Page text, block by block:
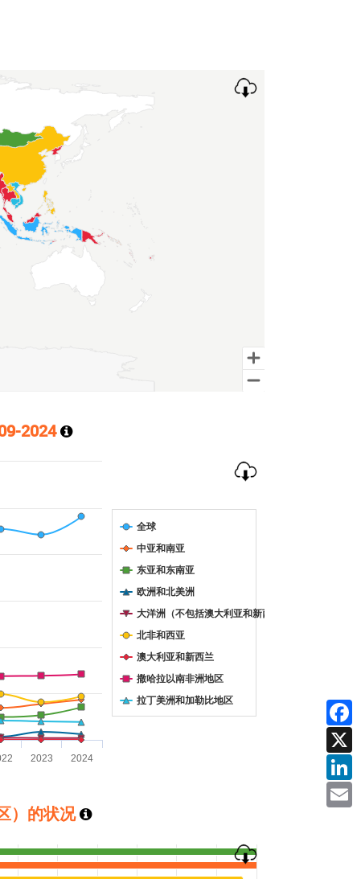
Facebook
X
-2024
from 0 to 10233.
全球
中亚和南亚
东亚和东南亚
欧洲和北美洲
大洋洲（不包括澳大利亚和新西兰）
北非和西亚
澳大利亚和新西兰
撒哈拉以南非洲地区
拉丁美洲和加勒比地区
2023 2024
）的状况